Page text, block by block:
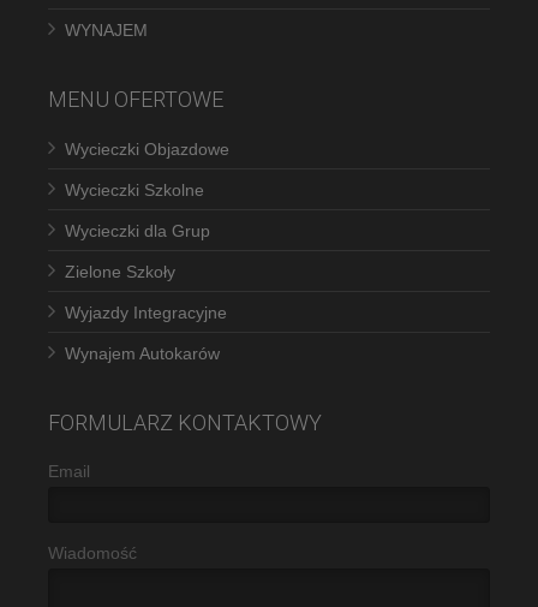
WYNAJEM
MENU OFERTOWE
Wycieczki Objazdowe
Wycieczki Szkolne
Wycieczki dla Grup
Zielone Szkoły
Wyjazdy Integracyjne
Wynajem Autokarów
FORMULARZ KONTAKTOWY
Email
Wiadomość